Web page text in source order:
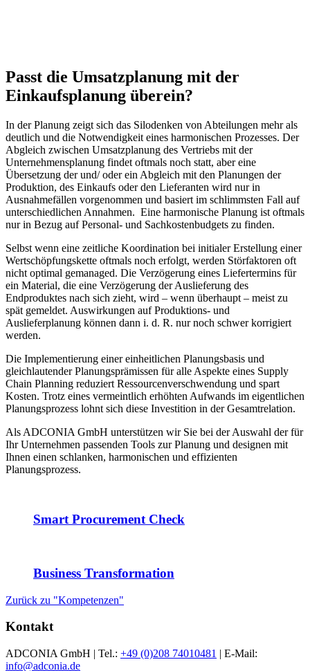
Passt die Umsatzplanung mit der
Einkaufsplanung überein?
In der Planung zeigt sich das Silodenken von Abteilungen mehr als
deutlich und die Notwendigkeit eines harmonischen Prozesses. Der
Abgleich zwischen Umsatzplanung des Vertriebs mit der
Unternehmensplanung findet oftmals noch statt, aber eine
Übersetzung der und/ oder ein Abgleich mit den Planungen der
Produktion, des Einkaufs oder den Lieferanten wird nur in
Ausnahmefällen vorgenommen und basiert im schlimmsten Fall auf
unterschiedlichen Annahmen. Eine harmonische Planung ist oftmals
nur in Bezug auf Personal- und Sachkostenbudgets zu finden.
Selbst wenn eine zeitliche Koordination bei initialer Erstellung einer
Wertschöpfungskette oftmals noch erfolgt, werden Störfaktoren oft
nicht optimal gemanaged. Die Verzögerung eines Liefertermins für
ein Material, die eine Verzögerung der Auslieferung des
Endproduktes nach sich zieht, wird – wenn überhaupt – meist zu
spät gemeldet. Auswirkungen auf Produktions- und
Auslieferplanung können dann i. d. R. nur noch schwer korrigiert
werden.
Die Implementierung einer einheitlichen Planungsbasis und
gleichlautender Planungsprämissen für alle Aspekte eines Supply
Chain Planning reduziert Ressourcenverschwendung und spart
Kosten. Trotz eines vermeintlich erhöhten Aufwands im eigentlichen
Planungsprozess lohnt sich diese Investition in der Gesamtrelation.
Als ADCONIA GmbH unterstützen wir Sie bei der Auswahl der für
Ihr Unternehmen passenden Tools zur Planung und designen mit
Ihnen einen schlanken, harmonischen und effizienten
Planungsprozess.
Smart Procurement Check
Business Transformation
Zurück zu "Kompetenzen"
Kontakt
ADCONIA GmbH | Tel.: +49 (0)208 74010481 | E-Mail:
info@adconia.de